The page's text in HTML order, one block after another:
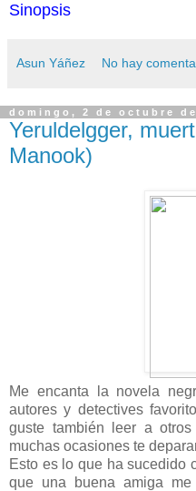
Sinopsis
Asun Yáñez No hay
domingo, 2 de octubre de
Yeruldelgger,
Manook)
Me encanta la novela
autores y detectives
guste también leer a
muchas ocasiones te
Esto es lo que ha sucedido
que una buena amiga